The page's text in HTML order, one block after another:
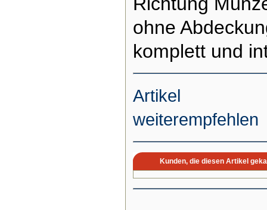
ohne
komplett und
Artikel
weiterempfehlen
Kunden, die diesen Artikel